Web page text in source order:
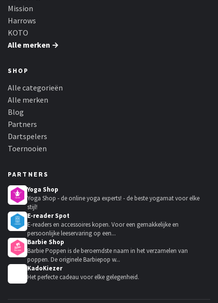
Mission
Harrows
KOTO
Alle merken →
SHOP
Alle categorieën
Alle merken
Blog
Partners
Dartspelers
Toernooien
PARTNERS
Yoga Shop
Yoga Shop - de online yoga experts! - de beste yogamat voor elke
stijl!
E-reader Spot
E-readers en accessoires kopen. Voor een gemakkelijke en
persoonlijke leeservaring op een...
Barbie Shop
Barbie Poppen is de beroemdste naam in het verzamelen van
poppen. De originele Barbiepop w...
KadoKiezer
Het perfecte cadeau voor elke gelegenheid.